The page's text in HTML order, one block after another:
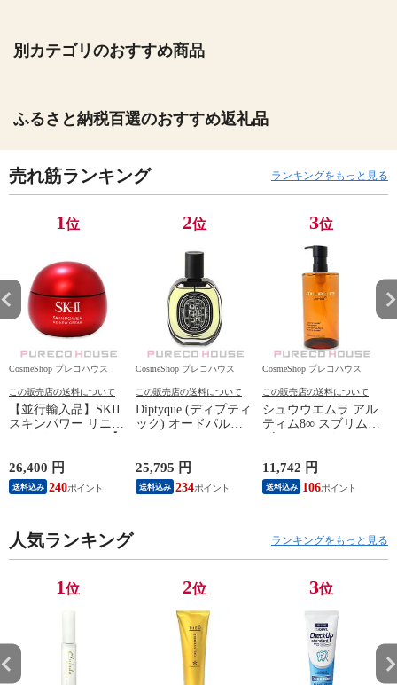
別カテゴリのおすすめ商品
ふるさと納税百選のおすすめ返礼品
売れ筋ランキング ランキングをもっと見る
1位
CosmeShop プレコハウス
この販売店の送料について
【並行輸入品】SKII
スキンパワー リニュ
エスケーツー 】
26,400 円
送料込み 240
2位
CosmeShop プレコハウス
この販売店の送料について
Diptyque (ディプティ
ック) オードパルフ
25,795 円
送料込み 234
3位
CosmeShop プレコハウス
この販売店の送料について
シュウウエムラ アル
ティム8∞ スブリム
11,742 円
送料込み 106
人気ランキング ランキングをもっと見る
1位 2位 3位